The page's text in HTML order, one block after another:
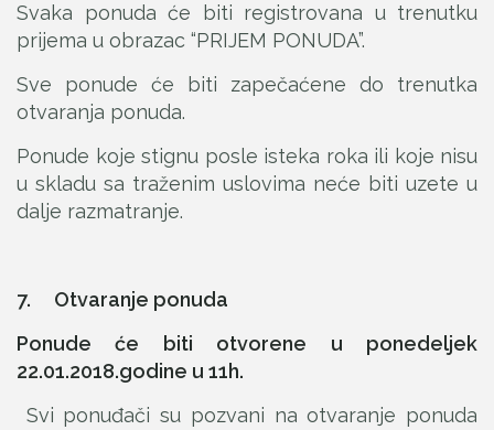
Svaka ponuda će biti registrovana u trenutku
prijema u obrazac “PRIJEM PONUDA”.
Sve ponude će biti zapečaćene do trenutka
otvaranja ponuda.
Ponude koje stignu posle isteka roka ili koje nisu
u skladu sa traženim uslovima neće biti uzete u
dalje razmatranje.
7.
Otvaranje ponuda
Ponude će biti otvorene u ponedeljek
22.01.2018.godine u 11h.
Svi ponuđači su pozvani na otvaranje ponuda